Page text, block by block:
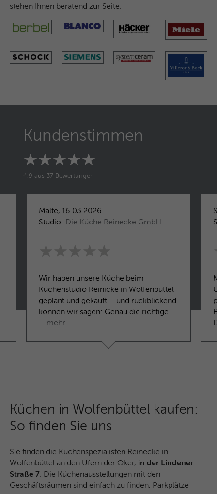
stehen Ihnen beratend zur Seite.
Kundenstimmen
4,9 aus 37 Bewertungen
Malte, 16.03.2026
Studio: Die Küche Reinecke GmbH
Wir haben unsere Küche beim
Küchenstudio Reinicke in Wolfenbüttel
geplant und gekauft – und rückblickend
können wir sagen: Genau die richtige
...mehr
Küchen in Wolfenbüttel kaufen:
So finden Sie uns
Sie finden die Küchenspezialisten Reinecke in
Wolfenbüttel an den Ufern der Oker, in der Lindener
Straße 7. Die Küchenausstellungen mit den
Geschäftsräumen sind einfach zu finden, Parkplätze